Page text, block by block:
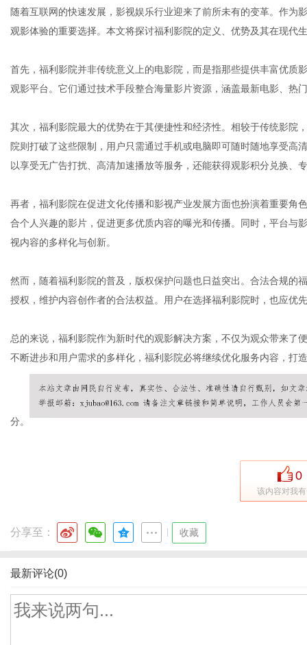
随着互联网的快速发展，影视娱乐行业迎来了前所未有的变革。作为
观影体验的重要选择。本文将探讨福利影院的定义、优势及其在现代
首先，福利影院并非传统意义上的电影院，而是指那些提供丰富优质
观影平台。它们通过技术手段整合海量影片资源，涵盖最新电影、热
其次，福利影院最大的优势在于其便捷性和经济性。相较于传统影院
院则打破了这些限制，用户只需通过手机或电脑即可随时随地享受高
以享受无广告打扰、高清加速播放等服务，还能获得观影积分兑换、
再者，福利影院在促进文化传播和影视产业发展方面也扮演着重要角
合个人兴趣的影片，促进更多优质内容的曝光和传播。同时，平台与
视内容的多样化与创新。
然而，随着福利影院的普及，版权保护问题也日益突出。合法合规的
授权，维护内容创作者的合法权益。用户在选择福利影院时，也应优
总的来说，福利影院作为新时代的观影解决方案，不仅为观众带来了
不断进步和用户需求的多样化，福利影院必将继续优化服务内容，打
分。
0
该内容对我
分享至： 收藏
最新评论(0)